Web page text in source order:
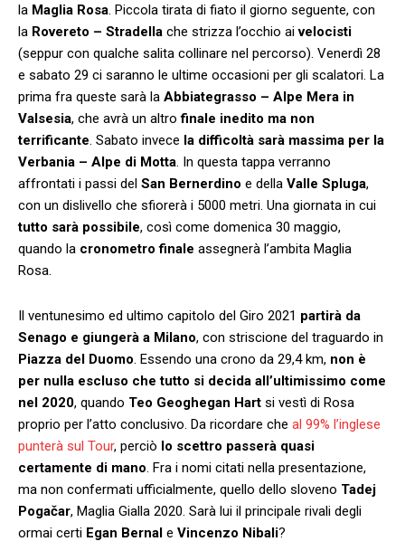
la Maglia Rosa. Piccola tirata di fiato il giorno seguente, con
la Rovereto – Stradella che strizza l’occhio aivelocisti
(seppur con qualche salita collinare nel percorso). Venerdì 28
e sabato 29 ci saranno le ultime occasioni per gli scalatori. La
prima fra queste sarà la Abbiategrasso – Alpe Mera in
Valsesia, che avrà un altrofinale inedito ma non
terrificante. Sabato invece la difficoltà sarà massima per la
Verbania – Alpe di Motta. In questa tappa verranno
affrontati i passi del San Bernerdino e della Valle Spluga,
con un dislivello che sfiorerà i 5000 metri. Una giornata in cui
tutto sarà possibile, così come domenica 30 maggio,
quando la cronometro finale assegnerà l’ambita Maglia
Rosa.
Il ventunesimo ed ultimo capitolo del Giro 2021 partirà da
Senago e giungerà a Milano, con striscione del traguardo in
Piazza del Duomo. Essendo una crono da 29,4 km, non è
per nulla escluso che tutto si decida all’ultimissimo come
nel 2020, quando Teo Geoghegan Hart si vestì di Rosa
proprio per l’atto conclusivo. Da ricordare che al 99% l’inglese
punterà sul Tour, perciò lo scettro passerà quasi
certamente di mano. Fra i nomi citati nella presentazione,
ma non confermati ufficialmente, quello dello sloveno Tadej
Pogačar, Maglia Gialla 2020. Sarà lui il principale rivali degli
ormai certi Egan Bernal e Vincenzo Nibali?